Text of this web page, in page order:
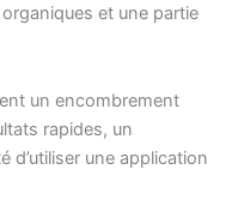
et une partie
un encombrement
rapides, un
d’utiliser une application